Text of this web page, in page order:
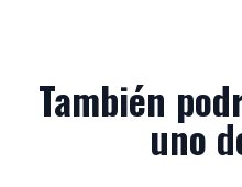
También
uno